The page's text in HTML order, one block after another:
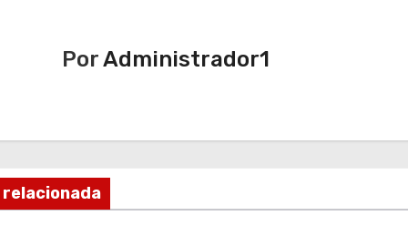
PorAdministrador1